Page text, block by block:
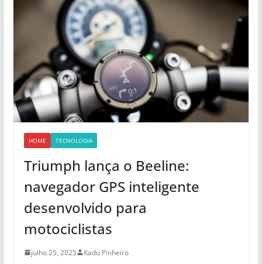
HOME TECNOLOGIA
Triumph lança o Beeline:
navegador GPS inteligente
desenvolvido para
motociclistas
julho 25, 2025 Kadu Pinheiro